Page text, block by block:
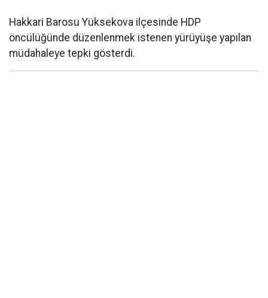
Hakkari Barosu Yüksekova ilçesinde HDP
öncülüğünde düzenlenmek istenen yürüyüşe yapılan
müdahaleye tepki gösterdi.